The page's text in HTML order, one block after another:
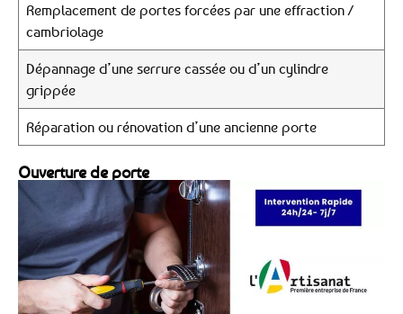
Remplacement de portes forcées par une effraction /
cambriolage
Dépannage d’une serrure cassée ou d’un cylindre
grippée
Réparation ou rénovation d’une ancienne porte
Ouverture de porte